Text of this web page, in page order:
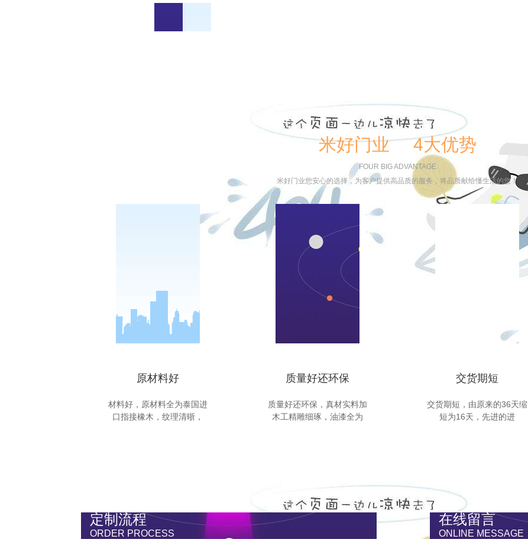
米好门业 4大优势
FOUR BIG ADVANTAGE
米好门业您安心的选择，为客户提供高品质的服务，将品质献给懂生活的您！
原材料好
材料好，原材料全为泰国进
口指接橡木，纹理清晣，
质量好还环保
质量好还环保，真材实料加
木工精雕细琢，油漆全为
交货期短
交货期短，由原来的36天缩
短为16天，先进的进
定制流程
ORDER PROCESS
在线留言
ONLINE MESSAGE